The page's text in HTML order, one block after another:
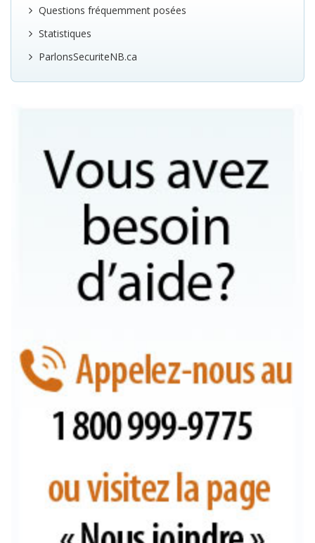
Questions fréquemment posées
Statistiques
ParlonsSecuriteNB.ca